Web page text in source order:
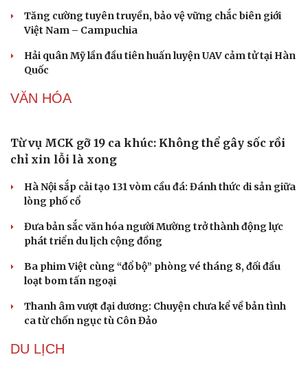
Tăng cường tuyên truyền, bảo vệ vững chắc biên giới
Việt Nam – Campuchia
Hải quân Mỹ lần đầu tiên huấn luyện UAV cảm tử tại Hàn
Quốc
VĂN HÓA
Từ vụ MCK gỡ 19 ca khúc: Không thể gây sốc rồi
chỉ xin lỗi là xong
Hà Nội sắp cải tạo 131 vòm cầu đá: Đánh thức di sản giữa
lòng phố cổ
Đưa bản sắc văn hóa người Mường trở thành động lực
phát triển du lịch cộng đồng
Ba phim Việt cùng “đổ bộ” phòng vé tháng 8, đối đầu
loạt bom tấn ngoại
Thanh âm vượt đại dương: Chuyện chưa kể về bản tình
ca từ chốn ngục tù Côn Đảo
DU LỊCH